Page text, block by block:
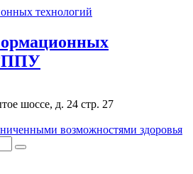
шоссе, д. 24 стр. 27
возможностями здоровья